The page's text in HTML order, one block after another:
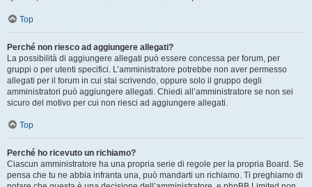
Top
Perché non riesco ad aggiungere allegati?
La possibilità di aggiungere allegati può essere concessa per forum, per
gruppi o per utenti specifici. L’amministratore potrebbe non aver permesso
allegati per il forum in cui stai scrivendo, oppure solo il gruppo degli
amministratori può aggiungere allegati. Chiedi all’amministratore se non sei
sicuro del motivo per cui non riesci ad aggiungere allegati.
Top
Perché ho ricevuto un richiamo?
Ciascun amministratore ha una propria serie di regole per la propria Board. Se
pensa che tu ne abbia infranta una, può mandarti un richiamo. Ti preghiamo di